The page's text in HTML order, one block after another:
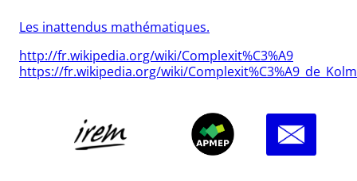
Les inattendus mathématiques.
http://fr.wikipedia.org/wiki/Complexit%C3%A9
https://fr.wikipedia.org/wiki/